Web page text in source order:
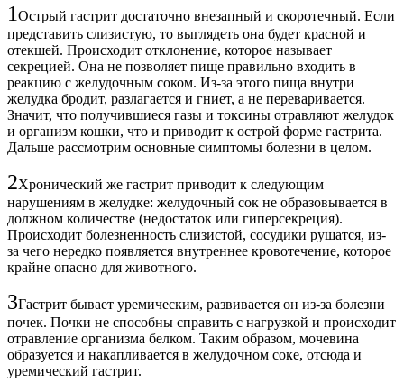
1 Острый гастрит достаточно внезапный и скоротечный. Если
представить слизистую, то выглядеть она будет красной и
отекшей. Происходит отклонение, которое называет
секрецией. Она не позволяет пище правильно входить в
реакцию с желудочным соком. Из-за этого пища внутри
желудка бродит, разлагается и гниет, а не переваривается.
Значит, что получившиеся газы и токсины отравляют желудок
и организм кошки, что и приводит к острой форме гастрита.
Дальше рассмотрим основные симптомы болезни в целом.
2Хронический же гастрит приводит к следующим
нарушениям в желудке: желудочный сок не образовывается в
должном количестве (недостаток или гиперсекреция).
Происходит болезненность слизистой, сосудики рушатся, из-
за чего нередко появляется внутреннее кровотечение, которое
крайне опасно для животного.
3Гастрит бывает уремическим, развивается он из-за болезни
почек. Почки не способны справить с нагрузкой и происходит
отравление организма белком. Таким образом, мочевина
образуется и накапливается в желудочном соке, отсюда и
уремический гастрит.